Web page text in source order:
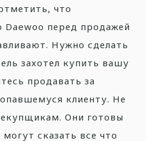
что
Daewoo перед продажей
Нужно сделать
захотел купить вашу
продавать за
клиенту. Не
Они готовы
сказать все что